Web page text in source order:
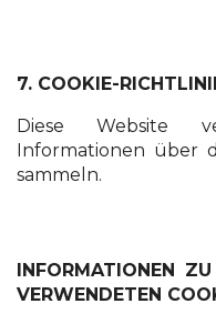
7. COOKIE-
Diese Website
Informationen über
sammeln.
INFORMATIONEN
VERWENDETEN